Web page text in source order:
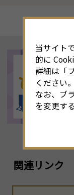
関連リンク
当サイト
的に
詳細は「
ください。
なお、ブ
を変更す